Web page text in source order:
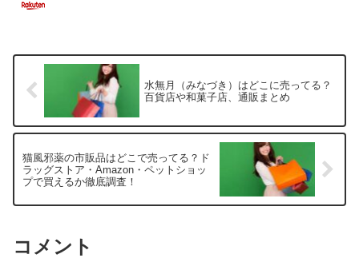
水無月（みなづき）はどこに売ってる？
百貨店や和菓子店、通販まとめ
猫風邪薬の市販品はどこで売ってる？ド
ラッグストア・Amazon・ペットショッ
プで買えるか徹底調査！
コメント